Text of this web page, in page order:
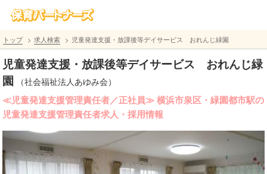
トップ 求人検索 児童発達支援・放課後等デイサービス おれんじ緑園
児童発達支援・放課後等デイサービス おれんじ緑
園
（社会福祉法人あゆみ会）
≪児童発達支援管理責任者／正社員≫ 横浜市泉区・緑園都市駅の
児童発達支援管理責任者求人・採用情報